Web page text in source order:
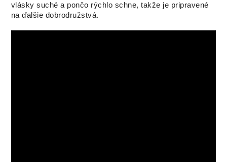
vlásky suché a pončo rýchlo schne, takže je pripravené
na ďalšie dobrodružstvá.